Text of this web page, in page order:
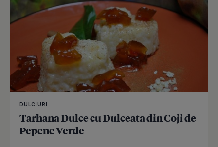
DULCIURI
Tarhana Dulce cu Dulceata din Coji de
Pepene Verde